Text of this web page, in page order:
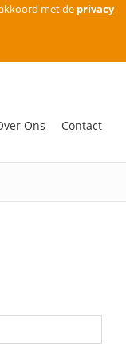
met de privacy
Ons Contact